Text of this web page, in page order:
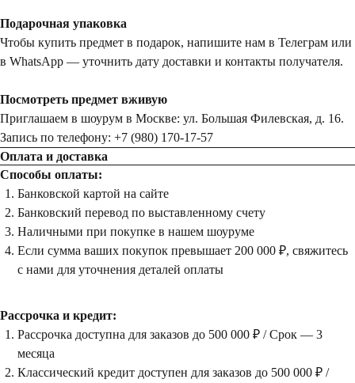
Подарочная упаковка
Чтобы купить предмет в подарок, напишите нам в Телеграм или
в WhatsApp — уточнить дату доставки и контакты получателя.
Посмотреть предмет вживую
Приглашаем в шоурум в Москве: ул. Большая Филевская, д. 16.
Запись по телефону: +7 (980) 170-17-57
Оплата и доставка
Способы оплаты:
Банковской картой на сайте
Банковский перевод по выставленному счету
Наличными при покупке в нашем шоуруме
Если сумма ваших покупок превышает 200 000 ₽, свяжитесь
с нами для уточнения деталей оплаты
Рассрочка и кредит:
Рассрочка доступна для заказов до 500 000 ₽ / Срок — 3
месяца
Классический кредит доступен для заказов до 500 000 ₽ /